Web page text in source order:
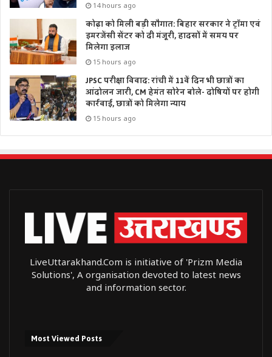
14 hours ago
कोढ़ा को मिली बड़ी सौगात: बिहार सरकार ने ट्रॉमा एवं
इमरजेंसी सेंटर को दी मंजूरी, हादसों में समय पर
मिलेगा इलाज
15 hours ago
JPSC परीक्षा विवाद: रांची में 11वें दिन भी छात्रों का
आंदोलन जारी, CM हेमंत सोरेन बोले- दोषियों पर होगी
कार्रवाई, छात्रों को मिलेगा न्याय
15 hours ago
LiveUttarakhand.Com is initiative of 'Prizm Media
Solutions', A organisation devoted to latest news
and information sector.
Most Viewed Posts